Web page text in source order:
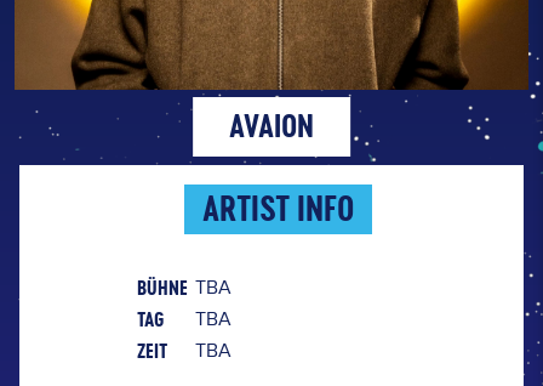
AVAION
ARTIST INFO
BÜHNE TBA
TAG TBA
ZEIT TBA